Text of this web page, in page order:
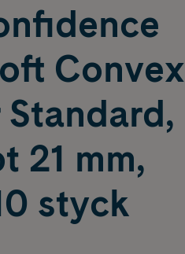
Convex
21 mm,
styck